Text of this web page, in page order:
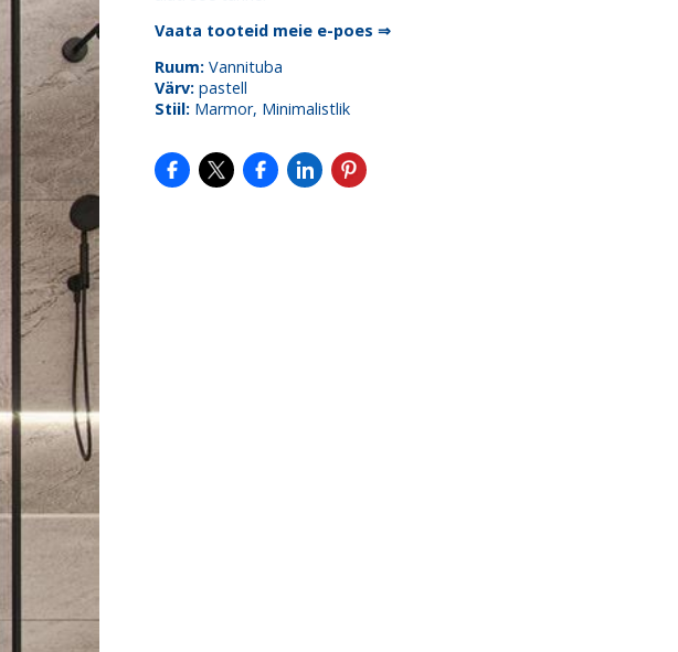
Vaata tooteid meie e-poes ⇒
Ruum: Vannituba
Värv: pastell
Stiil: Marmor, Minimalistlik